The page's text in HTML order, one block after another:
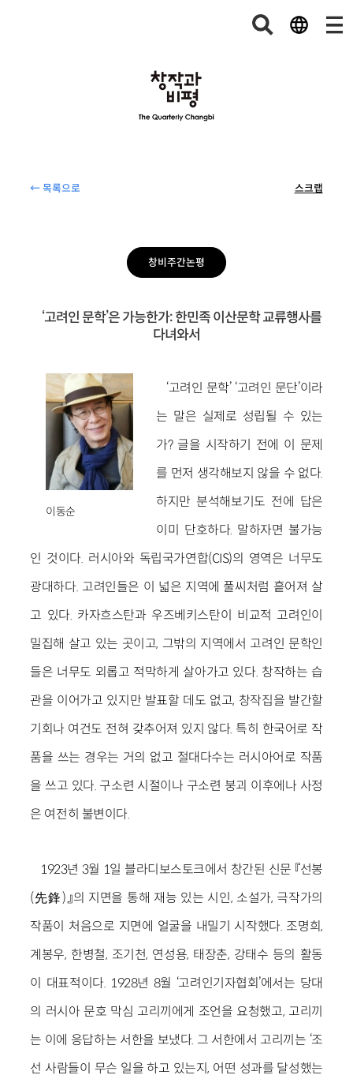
← 목록으로 스크랩
창비주간논평
‘고려인 문학’은 가능한가: 한민족 이산문학 교류행사를
다녀와서
이동순
‘고려인 문학’ ‘고려인 문단’이라
는 말은 실제로 성립될 수 있는
가? 글을 시작하기 전에 이 문제
를 먼저 생각해보지 않을 수 없다.
하지만 분석해보기도 전에 답은
이미 단호하다. 말하자면 불가능
인 것이다. 러시아와 독립국가연합(CIS)의 영역은 너무도
광대하다. 고려인들은 이 넓은 지역에 풀씨처럼 흩어져 살
고 있다. 카자흐스탄과 우즈베키스탄이 비교적 고려인이
밀집해 살고 있는 곳이고, 그밖의 지역에서 고려인 문학인
들은 너무도 외롭고 적막하게 살아가고 있다. 창작하는 습
관을 이어가고 있지만 발표할 데도 없고, 창작집을 발간할
기회나 여건도 전혀 갖추어져 있지 않다. 특히 한국어로 작
품을 쓰는 경우는 거의 없고 절대다수는 러시아어로 작품
을 쓰고 있다. 구소련 시절이나 구소련 붕괴 이후에나 사정
은 여전히 불변이다.
1923년 3월 1일 블라디보스토크에서 창간된 신문 『선봉
(先鋒)』의 지면을 통해 재능 있는 시인, 소설가, 극작가의
작품이 처음으로 지면에 얼굴을 내밀기 시작했다. 조명희,
계봉우, 한병철, 조기천, 연성용, 태장춘, 강태수 등의 활동
이 대표적이다. 1928년 8월 ‘고려인기자협회’에서는 당대
의 러시아 문호 막심 고리끼에게 조언을 요청했고, 고리끼
는 이에 응답하는 서한을 보냈다. 그 서한에서 고리끼는 ‘조
선 사람들이 무슨 일을 하고 있는지, 어떤 성과를 달성했는